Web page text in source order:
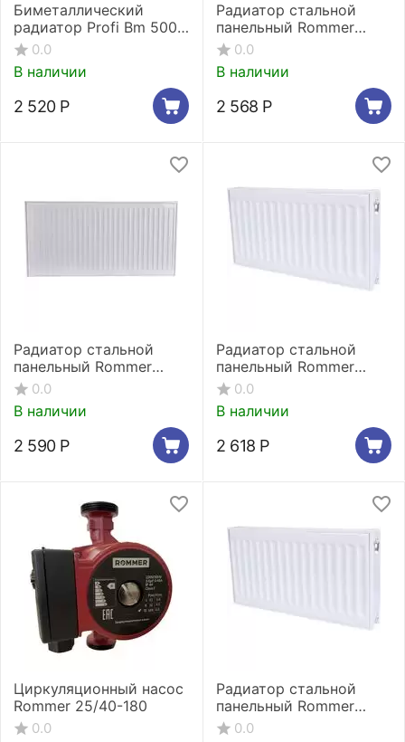
Биметаллический
радиатор Profi Bm 500
(4 секции)
0.0
В наличии
2 520 Р
Радиатор стальной
панельный Rommer
Compact 11/500/500
боковое подключение
0.0
В наличии
2 568 Р
Радиатор стальной
панельный Rommer
Compact 21/300/400
боковое подключение
0.0
В наличии
2 590 Р
Радиатор стальной
панельный Rommer
Compact 11/300/700
боковое подключение
0.0
В наличии
2 618 Р
Циркуляционный насос
Rommer 25/40-180
0.0
Радиатор стальной
панельный Rommer
Compact 11/400/600
0.0